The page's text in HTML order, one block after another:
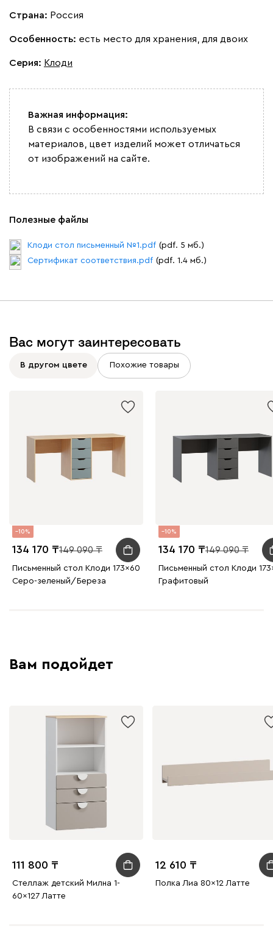
Страна: Россия
Особенность: есть место для хранения, для двоих
Серия: Клоди
Важная информация:
В связи с особенностями используемых
материалов, цвет изделий может отличаться
от изображений на сайте.
Полезные файлы
Клоди стол письменный №1.pdf (pdf. 5 мб.)
Сертификат соответствия.pdf (pdf. 1.4 мб.)
Вас могут заинтересовать
В другом цвете Похожие товары
10
134 170 149 090
Письменный стол Клоди 173x60
Серо-зеленый/Береза
10
134 170 149 090
Письменный стол Клоди
Графитовый
Вам подойдет
111 800
Стеллаж детский Милна 1-
60x127 Латте
12 610
Полка Лиа 80x12 Латте